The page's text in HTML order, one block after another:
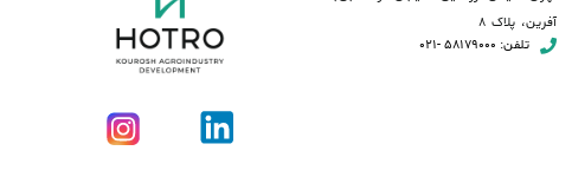
آفرین، پلاک 8
تلفن: 58179000 -021